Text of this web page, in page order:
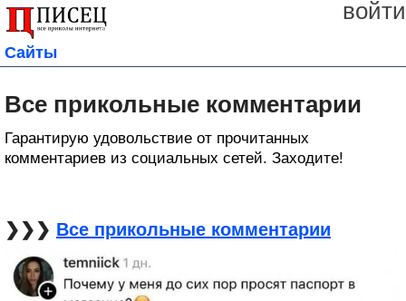
войти
Сайты
Все прикольные комментарии
Гарантирую удовольствие от прочитанных
комментариев из социальных сетей. Заходите!
❯❯❯ Все прикольные комментарии